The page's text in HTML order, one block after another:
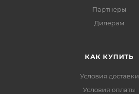
Партнеры
Дилерам
КАК КУПИТЬ
Условия доставки
Условия оплаты